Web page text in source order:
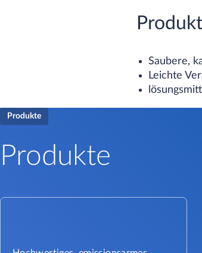
Saubere,
Leichte
Produkte
Produkte